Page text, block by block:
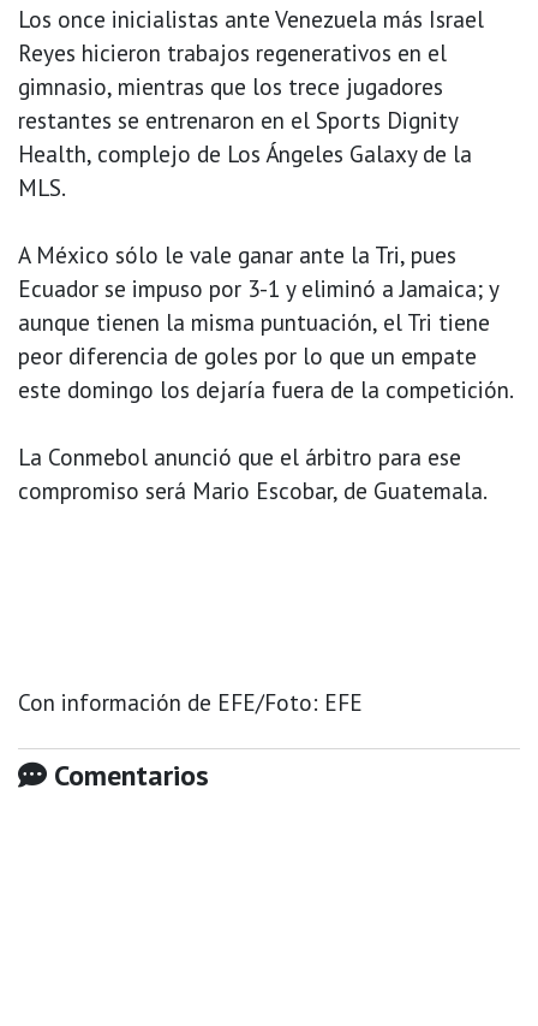
Los once inicialistas ante Venezuela más Israel
Reyes hicieron trabajos regenerativos en el
gimnasio, mientras que los trece jugadores
restantes se entrenaron en el Sports Dignity
Health, complejo de Los Ángeles Galaxy de la
MLS.
A México sólo le vale ganar ante la Tri, pues
Ecuador se impuso por 3-1 y eliminó a Jamaica; y
aunque tienen la misma puntuación, el Tri tiene
peor diferencia de goles por lo que un empate
este domingo los dejaría fuera de la competición.
La Conmebol anunció que el árbitro para ese
compromiso será Mario Escobar, de Guatemala.
Con información de EFE/Foto: EFE
Comentarios